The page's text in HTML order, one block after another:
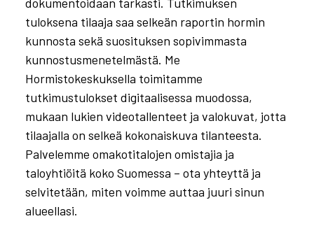
tuloksena tilaaja saa selkeän raportin hormin
kunnosta sekä suosituksen sopivimmasta
kunnostusmenetelmästä. Me
Hormistokeskuksella toimitamme
tutkimustulokset digitaalisessa muodossa,
mukaan lukien videotallenteet ja valokuvat, jotta
tilaajalla on selkeä kokonaiskuva tilanteesta.
Palvelemme omakotitalojen omistajia ja
taloyhtiöitä koko Suomessa – ota yhteyttä ja
selvitetään, miten voimme auttaa juuri sinun
alueellasi.